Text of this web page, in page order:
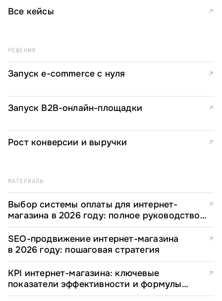
Все кейсы ↗
РЕШЕНИЯ
Запуск e-commerce с нуля ↗
Запуск B2B-онлайн-площадки ↗
Рост конверсии и выручки ↗
МАТЕРИАЛЫ
Выбор системы оплаты для интернет-
магазина в 2026 году: полное руководство
для e-commerce директоров
↗
SEO-продвижение интернет-магазина
в 2026 году: пошаговая стратегия
↗
KPI интернет-магазина: ключевые
показатели эффективности и формулы
расчета
↗